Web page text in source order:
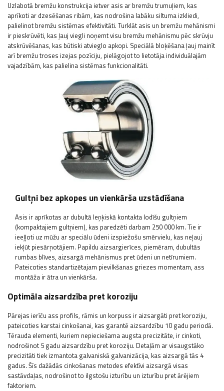
Uzlabotā bremžu konstrukcija ietver asis ar bremžu trumuļiem, kas
aprīkoti ar dzesēšanas ribām, kas nodrošina labāku siltuma izkliedi,
palielinot bremžu sistēmas efektivitāti. Turklāt asis un bremžu mehānismi
ir pieskrūvēti, kas ļauj viegli noņemt visu bremžu mehānismu pēc skrūvju
atskrūvēšanas, kas būtiski atvieglo apkopi. Speciālā bloķēšana ļauj mainīt
arī bremžu troses izejas pozīciju, pielāgojot to lietotāja individuālajām
vajadzībām, kas palielina sistēmas funkcionalitāti.
Gultņi bez apkopes un vienkārša uzstādīšana
Asis ir aprīkotas ar dubultā leņķiskā kontakta lodīšu gultņiem
(kompaktajiem gultņiem), kas paredzēti darbam 250 000 km. Tie ir
ieeļļoti uz mūžu ar speciālu ūdeni izspiežošu smērvielu, kas neļauj
iekļūt piesārņotājiem. Papildu aizsargierīces, piemēram, dubultās
rumbas blīves, aizsargā mehānismus pret ūdeni un netīrumiem.
Pateicoties standartizētajam pievilkšanas griezes momentam, ass
montāža ir ātra un vienkārša.
Optimāla aizsardzība pret koroziju
Pārejas ierīču ass profils, rāmis un korpuss ir aizsargāti pret koroziju,
pateicoties karstai cinkošanai, kas garantē aizsardzību 10 gadu periodā.
Tērauda elementi, kuriem nepieciešama augsta precizitāte, ir cinkoti,
nodrošinot 5 gadu aizsardzību pret koroziju. Detaļām ar visaugstāko
precizitāti tiek izmantota galvaniskā galvanizācija, kas aizsargā tās 4
gadus. Šīs dažādās cinkošanas metodes efektīvi aizsargā visas
sastāvdaļas, nodrošinot to ilgstošu izturību un izturību pret ārējiem
faktoriem.